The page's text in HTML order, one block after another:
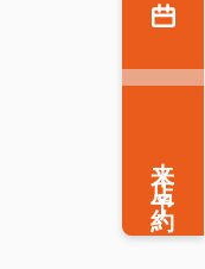
来店予約